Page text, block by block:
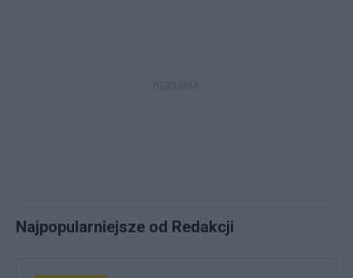
Najpopularniejsze od Redakcji